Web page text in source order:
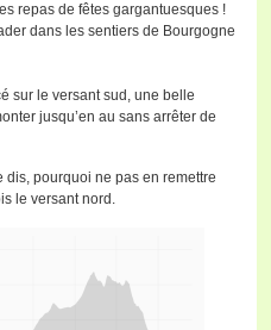
repas de fêtes gargantuesques !
dans les sentiers de Bourgogne
sur le versant sud, une belle
jusqu’en au sans arrêter de
dis, pourquoi ne pas en remettre
le versant nord.